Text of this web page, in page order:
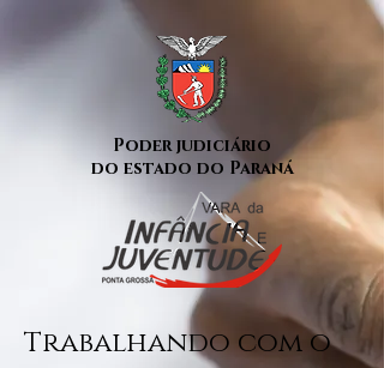
Poder judiciário
do estado do Paraná
Trabalhando com o